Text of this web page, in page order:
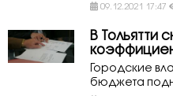
09.12.2021 17:47
В Тольятти
Городские
бюджета